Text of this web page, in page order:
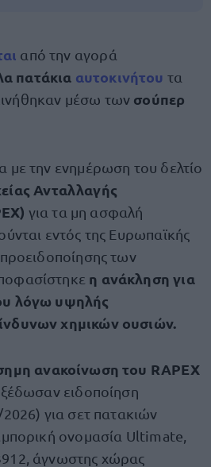
από την αγορά
πατάκια αυτοκινήτου τα
μέσω των σούπερ
με την ενημέρωση του δελτίο
Ανταλλαγής
για τα µη ασφαλή
εντός της Ευρωπαϊκής
των
η ανάκληση για
λόγω υψηλής
χημικών ουσιών.
ανακοίνωση του RAPEX
ειδοποίηση
για σετ πατακιών
ονομασία Ultimate,
άγνωστης χώρας